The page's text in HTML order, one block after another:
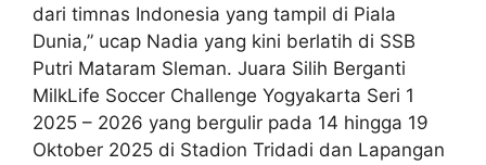
dari timnas Indonesia yang tampil di Piala
Dunia,” ucap Nadia yang kini berlatih di SSB
Putri Mataram Sleman. Juara Silih Berganti
MilkLife Soccer Challenge Yogyakarta Seri 1
2025 – 2026 yang bergulir pada 14 hingga 19
Oktober 2025 di Stadion Tridadi dan Lapangan